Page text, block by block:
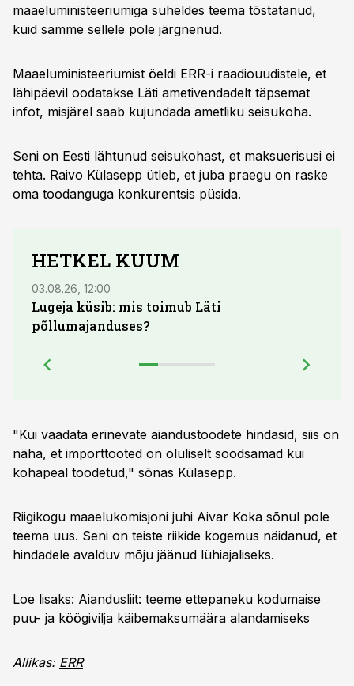
maaeluministeeriumiga suheldes teema tõstatanud,
kuid samme sellele pole järgnenud.
Maaeluministeeriumist öeldi ERR-i raadiouudistele, et
lähipäevil oodatakse Läti ametivendadelt täpsemat
infot, misjärel saab kujundada ametliku seisukoha.
Seni on Eesti lähtunud seisukohast, et maksuerisusi ei
tehta. Raivo Külasepp ütleb, et juba praegu on raske
oma toodanguga konkurentsis püsida.
HETKEL KUUM
03.08.26, 12:00
Lugeja küsib: mis toimub Läti
põllumajanduses?
"Kui vaadata erinevate aiandustoodete hindasid, siis on
näha, et importtooted on oluliselt soodsamad kui
kohapeal toodetud," sõnas Külasepp.
Riigikogu maaelukomisjoni juhi Aivar Koka sõnul pole
teema uus. Seni on teiste riikide kogemus näidanud, et
hindadele avalduv mõju jäänud lühiajaliseks.
Loe lisaks: Aiandusliit: teeme ettepaneku kodumaise
puu- ja köögivilja käibemaksumäära alandamiseks
Allikas: ERR